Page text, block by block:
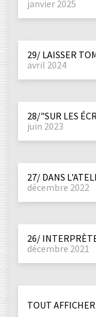
janvier 2025
29/ LAISSER
avril 2024
28/"SUR LES
juin 2023
27/ DANS
décembre 2022
26/
décembre 2021
TOUT AFFICHER